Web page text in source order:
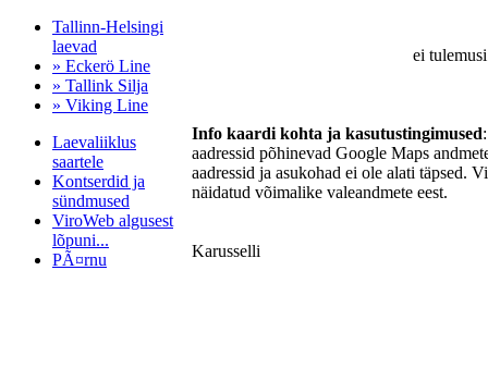
Tallinn-Helsingi
laevad
» Eckerö Line
» Tallink Silja
» Viking Line
Laevaliiklus
saartele
Kontserdid ja
sündmused
ViroWeb algusest
lõpuni...
PÃ¤rnu
ei
Info kaardi kohta ja kasutustingimused
aadressid põhinevad Google Maps
aadressid ja asukohad ei ole alati täpsed.
näidatud võimalike valeandmete eest.
Karusselli